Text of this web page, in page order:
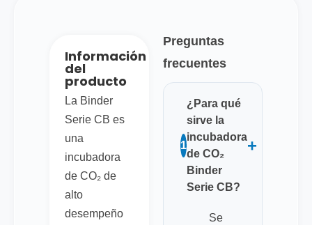
Información
del
producto
La Binder
Serie CB es
una
incubadora
de CO₂ de
alto
desempeño
Preguntas
frecuentes
1
¿Para qué
sirve la
incubadora
de CO₂
Binder
Serie CB?
+
Se